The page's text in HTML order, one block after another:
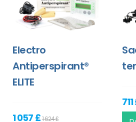
Electro
Antiperspirant®
ELITE
1 057 £1 624 £